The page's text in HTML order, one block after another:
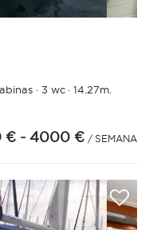
· 3 wc·14.27m.
€ - 4000 € / SEMANA